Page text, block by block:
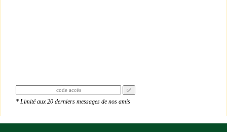
✅
* Limité aux 20 derniers messages de nos amis
★★★★★
est le meilleur, surtout avec avec pronostics bien